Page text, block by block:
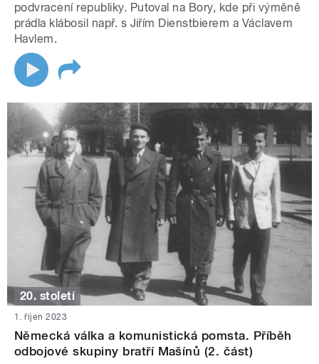
podvracení republiky. Putoval na Bory, kde při výměně
prádla klábosil např. s Jiřím Dienstbierem a Václavem
Havlem.
20. století
1. říjen 2023
Německá válka a komunistická pomsta. Příběh
odbojové skupiny bratří Mašínů (2. část)